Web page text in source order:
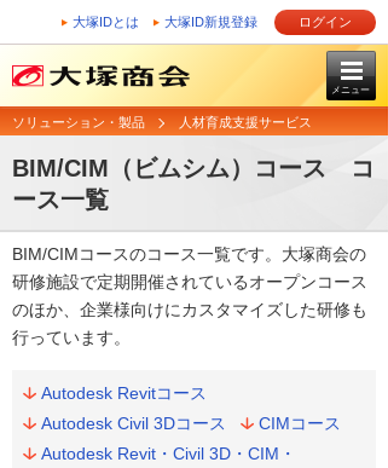
大塚IDとは 大塚ID新規登録 ログイン
メニュー
ソリューション・製品 人材育成支援サービス
BIM/CIM（ビムシム）コース コ
ース一覧
BIM/CIMコースのコース一覧です。大塚商会の
研修施設で定期開催されているオープンコース
のほか、企業様向けにカスタマイズした研修も
行っています。
Autodesk Revitコース
Autodesk Civil 3Dコース
CIMコース
Autodesk Revit・Civil 3D・CIM・